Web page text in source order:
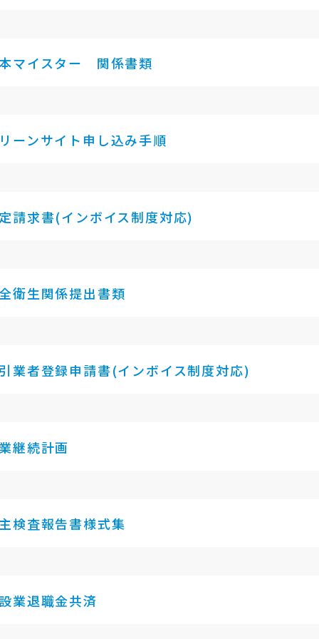
マイスター 関係書類
ーンサイト申し込み手順
請求書(インボイス制度対応)
衛生関係提出書類
業者登録申請書(インボイス制度対応)
継続計画
検査報告書様式集
業退職金共済